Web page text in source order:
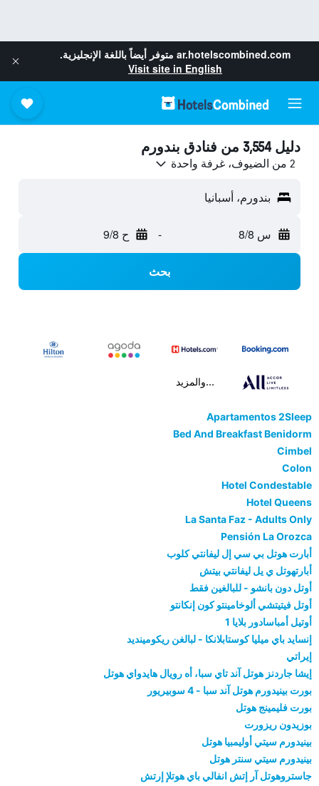
ar.hotelscombined.com متوفر أيضاً باللغة الإنجليزية.
Visit site in English
دليل 3,554 من فنادق بندورم
2 من الضيوف، غرفة واحدة
بندورم، أسبانيا
س 8/8 - ح 9/8
بحث
...والمزيد
Apartamentos 2Sleep
Bed And Breakfast Benidorm
Cimbel
Colon
Hotel Condestable
Hotel Queens
La Santa Faz - Adults Only
Pensión La Orozca
أبارت هوتل بي سي إل ليفانتي كلوب
أبارتهوتل ي يل ليفانتي بيتش
أوتل دون بانشو - للبالغين فقط
أوتل فيتيتشي ألوخامينتو كون إنكانتو
أوتيل أمباسادور بلايا 1
إنسايد باي ميليا كوستابلانكا - لبالغن ريكومينديد
إيراتي
إيشا جاردنز هوتل آند تاي سبا، أه رويال هايدواي هوتل
بورت بينيدورم هوتل آند سبا - 4 سوبيريور
بورت فليمينج هوتل
بوزيدون ريزورت
بينيدورم سيتي أوليمبيا هوتل
بينيدورم سيتي سنتر هوتل
جاستروهوتل آر إتش انفالي باي هوتلإ إرتش